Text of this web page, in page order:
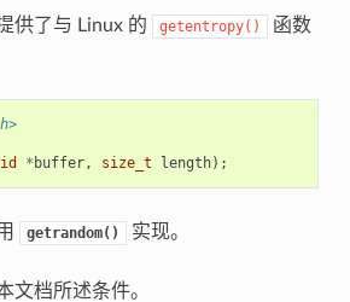
供了与 Linux 的 getentropy()
函数
* buffer, size_t length);
getrandom() 实现。
文档所述条件。